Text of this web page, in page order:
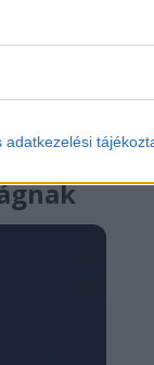
adatkezelési
az új